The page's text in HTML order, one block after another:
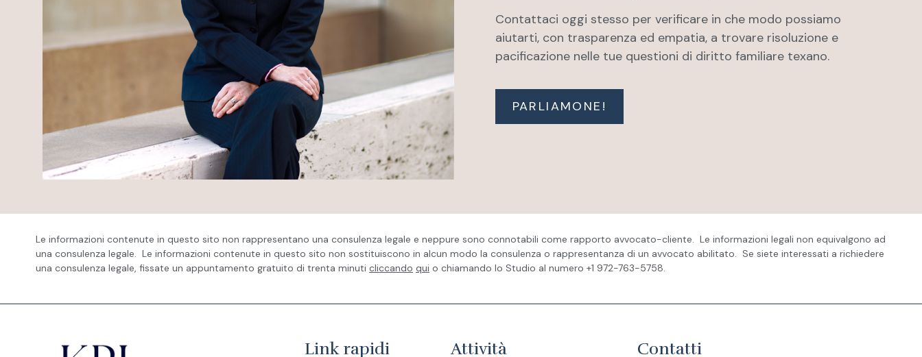
Contattaci oggi stesso per verificare in che modo possiamo
aiutarti, con trasparenza ed empatia, a trovare risoluzione e
pacificazione nelle tue questioni di diritto familiare texano.
PARLIAMONE!
Le informazioni contenute in questo sito non rappresentano una consulenza legale e neppure sono connotabili come rapporto avvocato-cliente. Le informazioni legali non equivalgono ad
una consulenza legale. Le informazioni contenute in questo sito non sostituiscono in alcun modo la consulenza o rappresentanza di un avvocato abilitato. Se siete interessati a richiedere
una consulenza legale, fissate un appuntamento gratuito di trenta minuti cliccando qui o chiamando lo Studio al numero +1 972-763-5758.
Link rapidi Attività Contatti